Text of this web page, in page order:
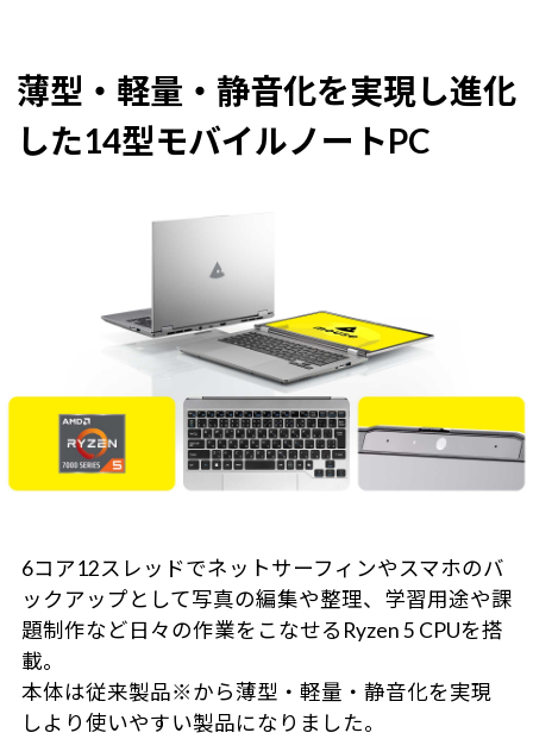
薄型・軽量・静音化を実現し進化
した14型モバイルノートPC
6コア12スレッドでネットサーフィンやスマホのバ
ックアップとして写真の編集や整理、学習用途や課
題制作など日々の作業をこなせるRyzen 5 CPUを搭
載。
本体は従来製品※から薄型・軽量・静音化を実現
しより使いやすい製品になりました。